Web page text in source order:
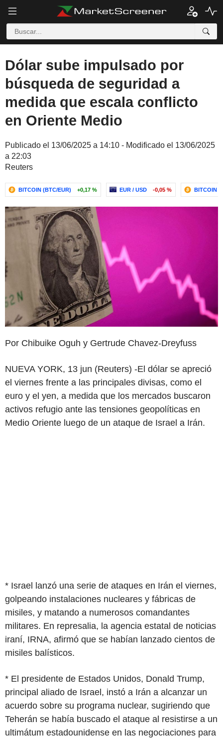
Dólar sube impulsado por
búsqueda de seguridad a
medida que escala conflicto
en Oriente Medio
Publicado el 13/06/2025 a 14:10 - Modificado el 13/06/2025
a 22:03
Reuters
BITCOIN (BTC/EUR) +0,17 % EUR / USD -0,05 % BITCOIN
Por Chibuike Oguh y Gertrude Chavez-Dreyfuss
NUEVA YORK, 13 jun (Reuters) -El dólar se apreció
el viernes frente a las principales divisas, como el
euro y el yen, a medida que los mercados buscaron
activos refugio ante las tensiones geopolíticas en
Medio Oriente luego de un ataque de Israel a Irán.
* Israel lanzó una serie de ataques en Irán el viernes,
golpeando instalaciones nucleares y fábricas de
misiles, y matando a numerosos comandantes
militares. En represalia, la agencia estatal de noticias
iraní, IRNA, afirmó que se habían lanzado cientos de
misiles balísticos.
* El presidente de Estados Unidos, Donald Trump,
principal aliado de Israel, instó a Irán a alcanzar un
acuerdo sobre su programa nuclear, sugiriendo que
Teherán se había buscado el ataque al resistirse a un
ultimátum estadounidense en las negociaciones para